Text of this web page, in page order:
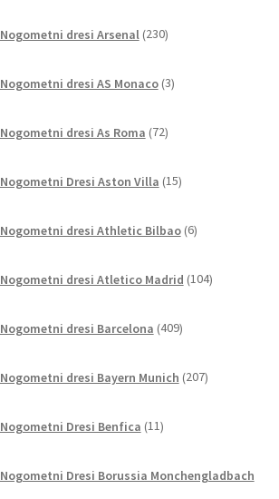
Nogometni dresi Arsenal 230izdelkov
Nogometni dresi AS Monaco 3izdelki
Nogometni dresi As Roma 72izdelkov
Nogometni Dresi Aston Villa 15izdelkov
Nogometni dresi Athletic Bilbao 6izdelkov
Nogometni dresi Atletico Madrid 104izdelki
Nogometni dresi Barcelona 409izdelkov
Nogometni dresi Bayern Munich 207izdelkov
Nogometni Dresi Benfica 11izdelkov
Nogometni Dresi Borussia Monchengladbach